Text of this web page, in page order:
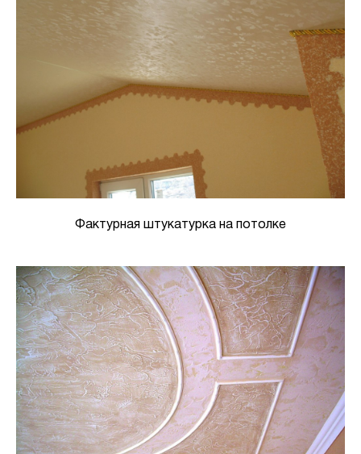
Фактурная штукатурка на потолке